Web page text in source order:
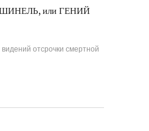
или ГЕНИЙ
отсрочки смертной